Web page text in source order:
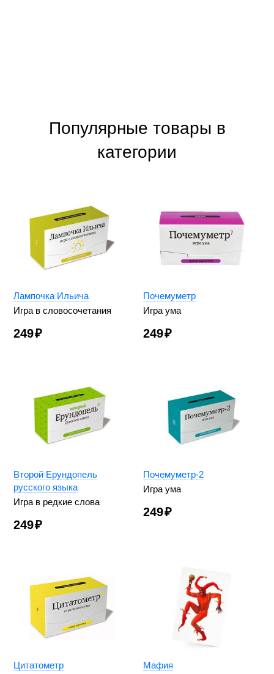
Популярные товары в
категории
Лампочка Ильича
Игра в словосочетания
249₽
Почемуметр
Игра ума
249₽
Второй Ерундопель
русского языка
Игра в редкие слова
249₽
Почемуметр-2
Игра ума
249₽
Цитатометр
Мафия